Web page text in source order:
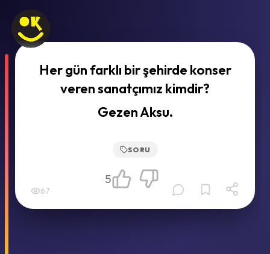
Her gün farklı bir şehirde konser
veren sanatçımız kimdir?
Gezen Aksu.
SORU
67
5